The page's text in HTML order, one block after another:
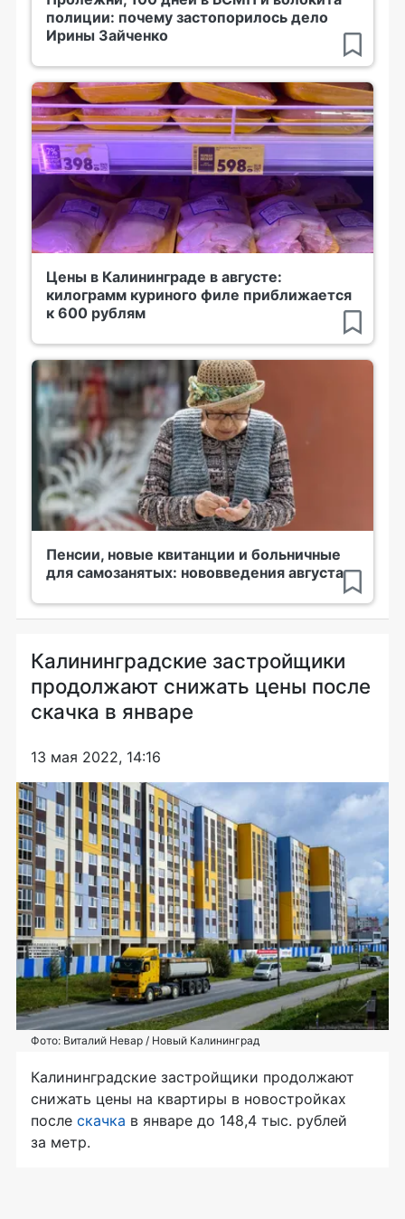
полиции: почему застопорилось дело
Ирины Зайченко
Цены в Калининграде в августе:
килограмм куриного филе приближается
к 600 рублям
Пенсии, новые квитанции и больничные
для самозанятых: нововведения августа
Калининградские застройщики
продолжают снижать цены после
скачка в январе
13 мая 2022, 14:16
Фото: Виталий Невар / Новый Калининград
Калининградские застройщики продолжают
снижать цены на квартиры в новостройках
после скачка в январе до 148,4 тыс. рублей
за метр.